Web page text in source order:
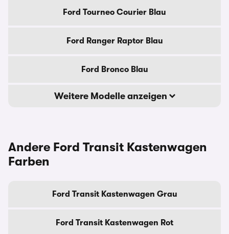
Ford Tourneo Courier Blau
Ford Ranger Raptor Blau
Ford Bronco Blau
Weitere Modelle anzeigen
Andere Ford Transit Kastenwagen
Farben
Ford Transit Kastenwagen Grau
Ford Transit Kastenwagen Rot